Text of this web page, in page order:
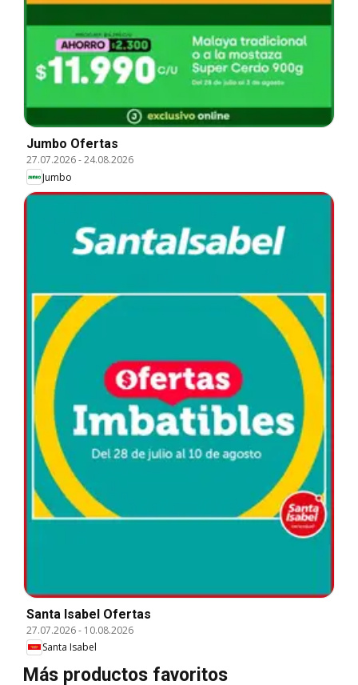
Jumbo Ofertas
27.07.2026-24.08.2026
Jumbo
Santa Isabel Ofertas
27.07.2026- 10.08.2026
Santa Isabel
Más productos favoritos